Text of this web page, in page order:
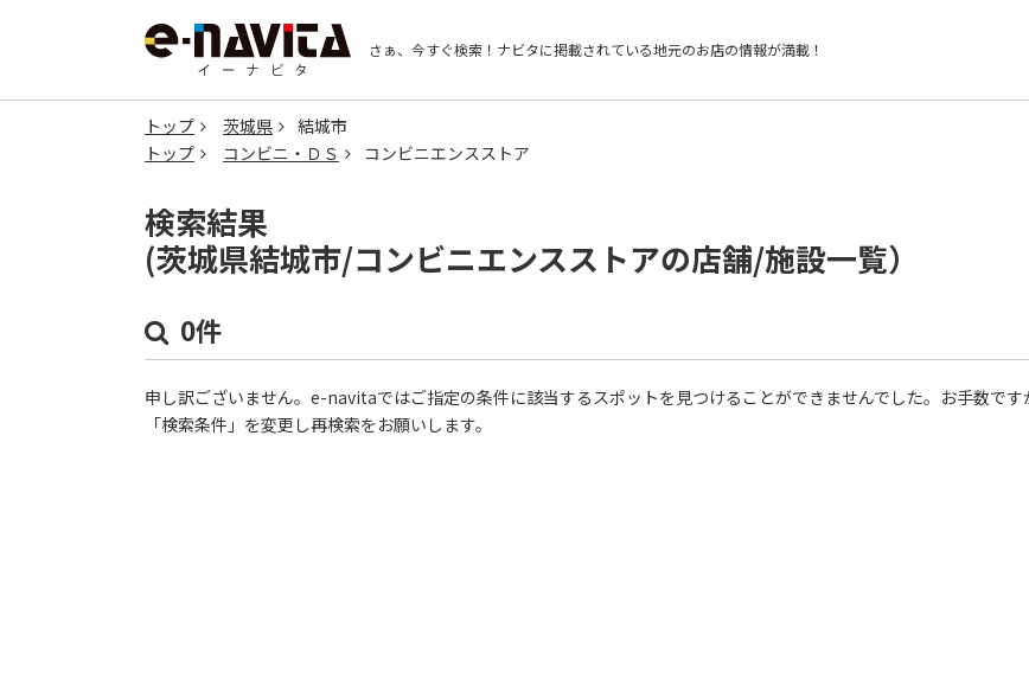
さぁ、今すぐ検索！ ナビタに掲載されている地元のお店の情報が満載！
トップ 茨城県
結城市
トップ
コンビニ・ＤＳ コンビニエンスストア
検索結果
(茨城県結城市/コンビニエンスストアの店舗/施設一覧）
0件
申し訳ございません。e-navitaではご指定の条件に該当するスポットを見つけることができませんでした。お手数です
「検索条件」を変更し再検索をお願いします。